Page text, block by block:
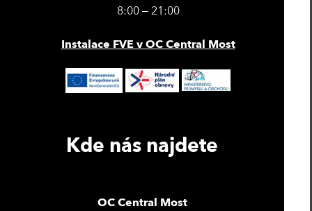
8:00 – 21:00
Instalace FVE v OC Central Most
Kde nás najdete
OC Central Most